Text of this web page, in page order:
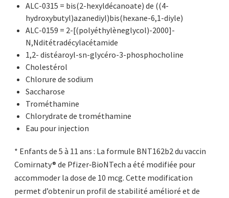
ALC-0315 = bis(2-hexyldécanoate) de ((4-
hydroxybutyl)azanediyl)bis(hexane-6,1-diyle)
ALC-0159 = 2-[(polyéthylèneglycol)-2000]-
N,Nditétradécylacétamide
1,2- distéaroyl-sn-glycéro-3-phosphocholine
Cholestérol
Chlorure de sodium
Saccharose
Trométhamine
Chlorydrate de trométhamine
Eau pour injection
* Enfants de 5 à 11 ans : La formule BNT162b2 du vaccin
Comirnaty® de Pfizer‑BioNTech a été modifiée pour
accommoder la dose de 10 mcg. Cette modification
permet d’obtenir un profil de stabilité amélioré et de